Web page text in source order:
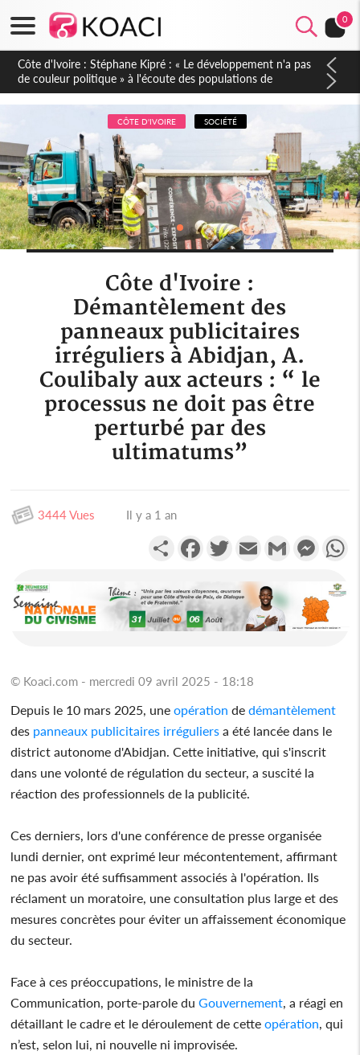
0
Mali : Les FAMa accueillent 254 anciens combattants issus de
groupes armés
CÔTE D'IVOIRE SOCIÉTÉ
Côte d'Ivoire :
Démantèlement des
panneaux publicitaires
irréguliers à Abidjan, A.
Coulibaly aux acteurs : “ le
processus ne doit pas être
perturbé par des
ultimatums”
3444 Vues Il y a 1 an
PartagerFacebookTwitterEmail Gmail
© Koaci.com - mercredi 09 avril 2025 - 18:18
Depuis le 10 mars 2025, une opération de démantèlement
des panneaux publicitaires irréguliers a été lancée dans le
district autonome d'Abidjan. Cette initiative, qui s'inscrit
dans une volonté de régulation du secteur, a suscité la
réaction des professionnels de la publicité.
Ces derniers, lors d'une conférence de presse organisée
lundi dernier, ont exprimé leur mécontentement, affirmant
ne pas avoir été suffisamment associés à l'opération. Ils
réclament un moratoire, une consultation plus large et des
mesures concrètes pour éviter un affaissement économique
du secteur.
Face à ces préoccupations, le ministre de la
Communication, porte-parole duGouvernement, a réagi en
détaillant le cadre et le déroulement de cette opération, qui
n’est, selon lui, ni nouvelle ni improvisée.